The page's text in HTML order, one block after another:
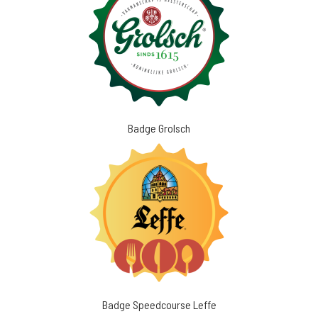
Badge Grolsch
Badge Speedcourse Leffe